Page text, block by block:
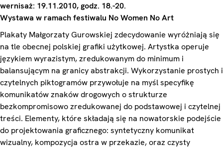
wernisaż: 19.11.2010, godz. 18.-20.
Wystawa w ramach festiwalu No Women No Art
Plakaty Małgorzaty Gurowskiej zdecydowanie wyróżniają się
na tle obecnej polskiej grafiki użytkowej. Artystka operuje
językiem wyrazistym, zredukowanym do minimum i
balansującym na granicy abstrakcji. Wykorzystanie prostych i
czytelnych piktogramów przywołuje na myśl specyfikę
komunikatów znaków drogowych o strukturze
bezkompromisowo zredukowanej do podstawowej i czytelnej
treści. Elementy, które składają się na nowatorskie podejście
do projektowania graficznego: syntetyczny komunikat
wizualny, kompozycja ostra w przekazie, oraz czysty